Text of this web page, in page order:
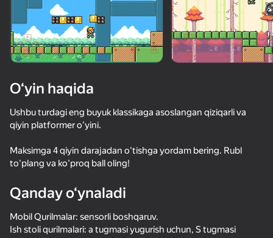
O‘yinlar faqat gorizontal
oriyentatsiyasida ishlaydi
OʻYNASH
Хулиганы на скейтах
61
Побег Хомяка: Тюрьма
Бро и странная семейка
Nyan Cat
O‘yin haqida
Ushbu turdagi eng buyuk klassikaga asoslangan qiziqarli va
qiyin platformer o'yini.
Maksimga 4 qiyin darajadan o'tishga yordam bering. Rubl
to'plang va ko'proq ball oling!
Qanday o‘ynaladi
Mobil Qurilmalar: sensorli boshqaruv.
Ish stoli qurilmalari: a tugmasi yugurish uchun, S tugmasi